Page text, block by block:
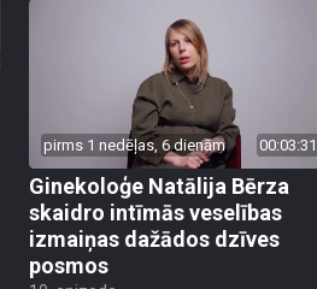
pirms 1 nedēļas, 6 dienām 00:03:31
Ginekoloģe Natālija Bērza
skaidro intīmās veselības
izmaiņas dažādos dzīves
posmos